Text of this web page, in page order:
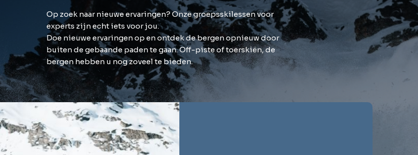
Op zoek naar nieuwe ervaringen? Onze groepsskilessen voor
experts zijn echt iets voor jou.
Doe nieuwe ervaringen op en ontdek de bergen opnieuw door
buiten de gebaande paden te gaan. Off-piste of toerskiën, de
bergen hebben u nog zoveel te bieden.